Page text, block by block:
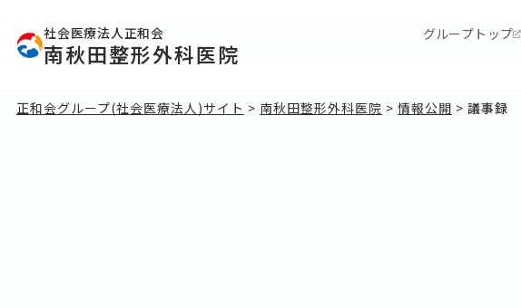
社会医療法人正和会
南秋田整形外科医院
グループトップ
正和会グループ(社会医療法人)サイト > 南秋田整形外科医院 > 情報公開 > 議事録